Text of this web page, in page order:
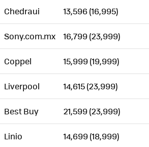
Chedraui 13,596 (16,995)
Sony.com.mx 16,799 (23,999)
Coppel 15,999 (19,999)
Liverpool 14,615 (23,999)
Best Buy 21,599 (23,999)
Linio 14,699 (18,999)